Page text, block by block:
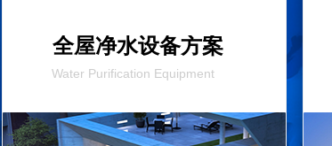
Water Purification Equipment
全屋净水设备方案